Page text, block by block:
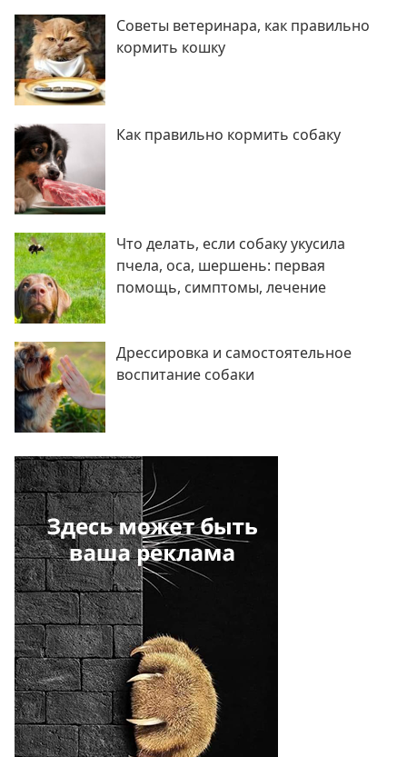
Советы ветеринара, как правильно
кормить кошку
Как правильно кормить собаку
Что делать, если собаку укусила
пчела, оса, шершень: первая
помощь, симптомы, лечение
Дрессировка и самостоятельное
воспитание собаки